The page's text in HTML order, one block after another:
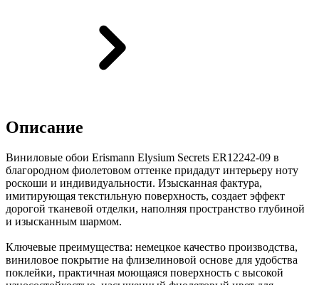
Описание
Виниловые обои Erismann Elysium Secrets ER12242-09 в
благородном фиолетовом оттенке придадут интерьеру ноту
роскоши и индивидуальности. Изысканная фактура,
имитирующая текстильную поверхность, создает эффект
дорогой тканевой отделки, наполняя пространство глубиной
и изысканным шармом.
Ключевые преимущества: немецкое качество производства,
виниловое покрытие на флизелиновой основе для удобства
поклейки, практичная моющаяся поверхность с высокой